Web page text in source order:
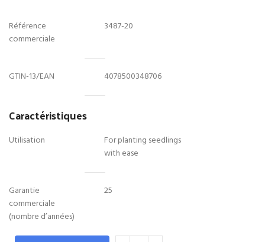
Référence
commerciale
3487-20
GTIN-13/EAN 4078500348706
Caractéristiques
Utilisation
For planting seedlings
with ease
Garantie
commerciale
(nombre d’années)
25